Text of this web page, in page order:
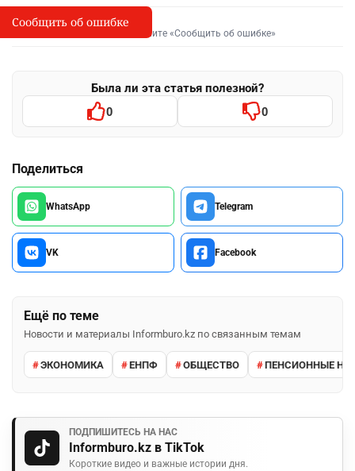
I
Сообщить об опечатке
Выделите фрагмент и нажмите «Сообщить об ошибке»
Была ли эта статья полезной?
0 0
Поделиться
WhatsApp Telegram
VK Facebook
Ещё по теме
Новости и материалы Informburo.kz по связанным темам
ЭКОНОМИКА ЕНПФ ОБЩЕСТВО ПЕНСИОННЫЕ
ПОДПИШИТЕСЬ НА НАС
Informburo.kz в TikTok
Короткие видео и важные истории дня.
Сообщить об ошибке